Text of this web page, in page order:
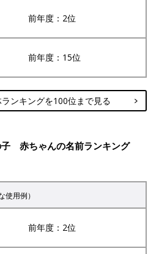
前年度：2位
前年度：15位
ンキングを100位まで見る
子 赤ちゃんの名前ランキング
使用例）
前年度：2位